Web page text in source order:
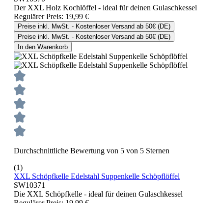
Der XXL Holz Kochlöffel - ideal für deinen Gulaschkessel
Regulärer Preis: 19,99 €
Preise inkl. MwSt. - Kostenloser Versand ab 50€ (DE)
Preise inkl. MwSt. - Kostenloser Versand ab 50€ (DE)
In den Warenkorb
Durchschnittliche Bewertung von 5 von 5 Sternen
(1)
XXL Schöpfkelle Edelstahl Suppenkelle Schöpflöffel
SW10371
Die XXL Schöpfkelle - ideal für deinen Gulaschkessel